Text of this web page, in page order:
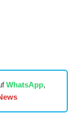
WhatsApp,